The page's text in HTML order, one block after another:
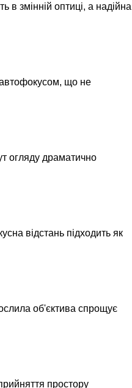
в змінній оптиці, а надійна
автофокусом, що не
огляду драматично
відстань підходить як
об'єктива спрощує
простору